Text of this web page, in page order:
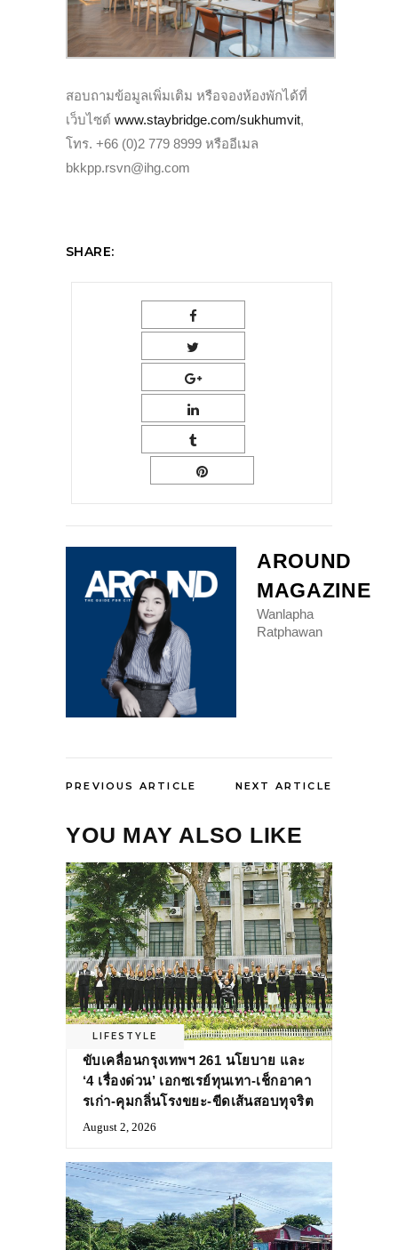
สอบถามข้อมูลเพิ่มเติม หรือจองห้องพักได้ที่
เว็บไซต์ www.staybridge.com/sukhumvit,
โทร. +66 (0)2 779 8999 หรืออีเมล
bkkpp.rsvn@ihg.com
SHARE:
AROUND
MAGAZINE
Wanlapha
Ratphawan
PREVIOUS ARTICLE NEXT ARTICLE
YOU MAY ALSO LIKE
LIFESTYLE
ขับเคลื่อนกรุงเทพฯ 261 นโยบาย และ
‘4 เรื่องด่วน’ เอกซเรย์ทุนเทา-เช็กอาคา
รเก่า-คุมกลิ่นโรงขยะ-ขีดเส้นสอบทุจริต
August 2, 2026